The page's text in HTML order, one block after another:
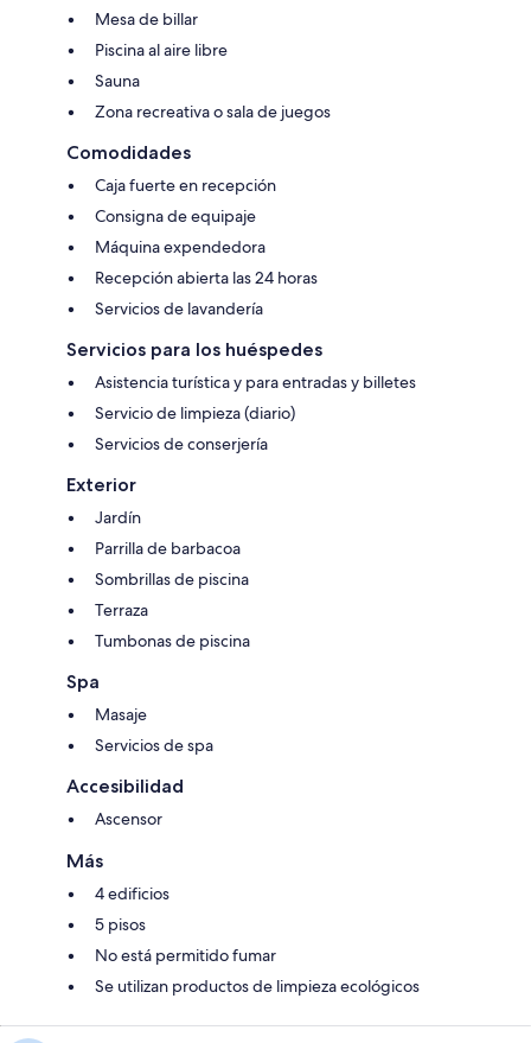
Mesa de billar
Piscina al aire libre
Sauna
Zona recreativa o sala de juegos
Comodidades
Caja fuerte en recepción
Consigna de equipaje
Máquina expendedora
Recepción abierta las 24 horas
Servicios de lavandería
Servicios para los huéspedes
Asistencia turística y para entradas y billetes
Servicio de limpieza (diario)
Servicios de conserjería
Exterior
Jardín
Parrilla de barbacoa
Sombrillas de piscina
Terraza
Tumbonas de piscina
Spa
Masaje
Servicios de spa
Accesibilidad
Ascensor
Más
4 edificios
5 pisos
No está permitido fumar
Se utilizan productos de limpieza ecológicos